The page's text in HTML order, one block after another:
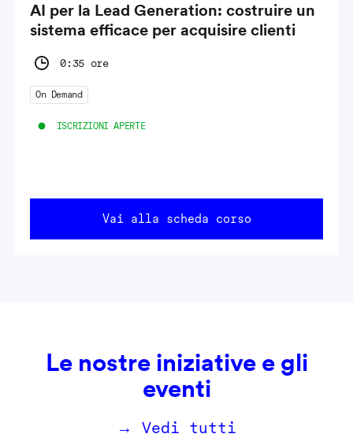
AI per la Lead Generation: costruire un
sistema efficace per acquisire clienti
0:35 ore
On Demand
ISCRIZIONI APERTE
Vai alla scheda corso
Le nostre iniziative e gli
eventi
→ Vedi tutti